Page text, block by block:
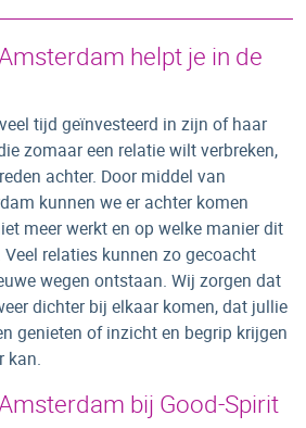
helpt je in de
tijd geïnvesteerd in zijn of haar
zomaar een relatie wilt verbreken,
achter. Door middel van
kunnen we er achter komen
meer werkt en op welke manier dit
relaties kunnen zo gecoacht
wegen ontstaan. Wij zorgen dat
dichter bij elkaar komen, dat jullie
genieten of inzicht en begrip krijgen
kan.
bij Good-Spirit